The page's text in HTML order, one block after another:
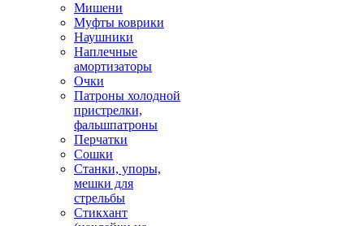
Мишени
Муфты коврики
Наушники
Наплечные
амортизаторы
Очки
Патроны холодной
пристрелки,
фальшпатроны
Перчатки
Сошки
Станки, упоры,
мешки для
стрельбы
Стикхант